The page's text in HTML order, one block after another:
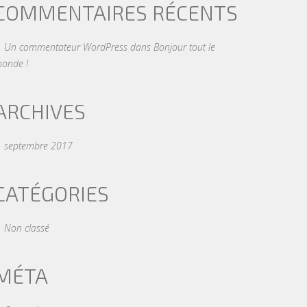
RÉCENTS
Un commentateur WordPress dans Bonjour tout le
!
septembre 2017
Non classé